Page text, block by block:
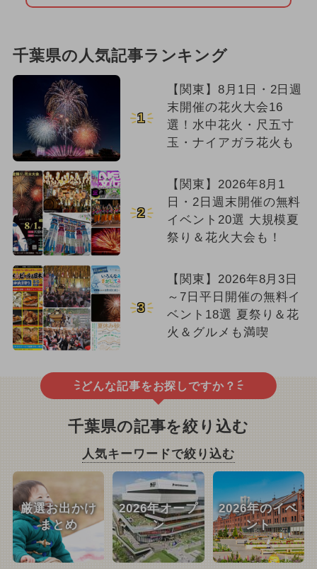
千葉県の人気記事ランキング
1
【関東】8月1日・2日週
末開催の花火大会16
選！水中花火・尺五寸
玉・ナイアガラ花火も
2
【関東】2026年8月1
日・2日週末開催の無料
イベント20選 大規模夏
祭り＆花火大会も！
3
【関東】2026年8月3日
～7日平日開催の無料イ
ベント18選 夏祭り＆花
火＆グルメも満喫
どんな記事をお探しですか？
千葉県の記事を絞り込む
人気キーワードで絞り込む
厳選お出かけ
まとめ
2026年オープ
ン
2026年のイベ
ント